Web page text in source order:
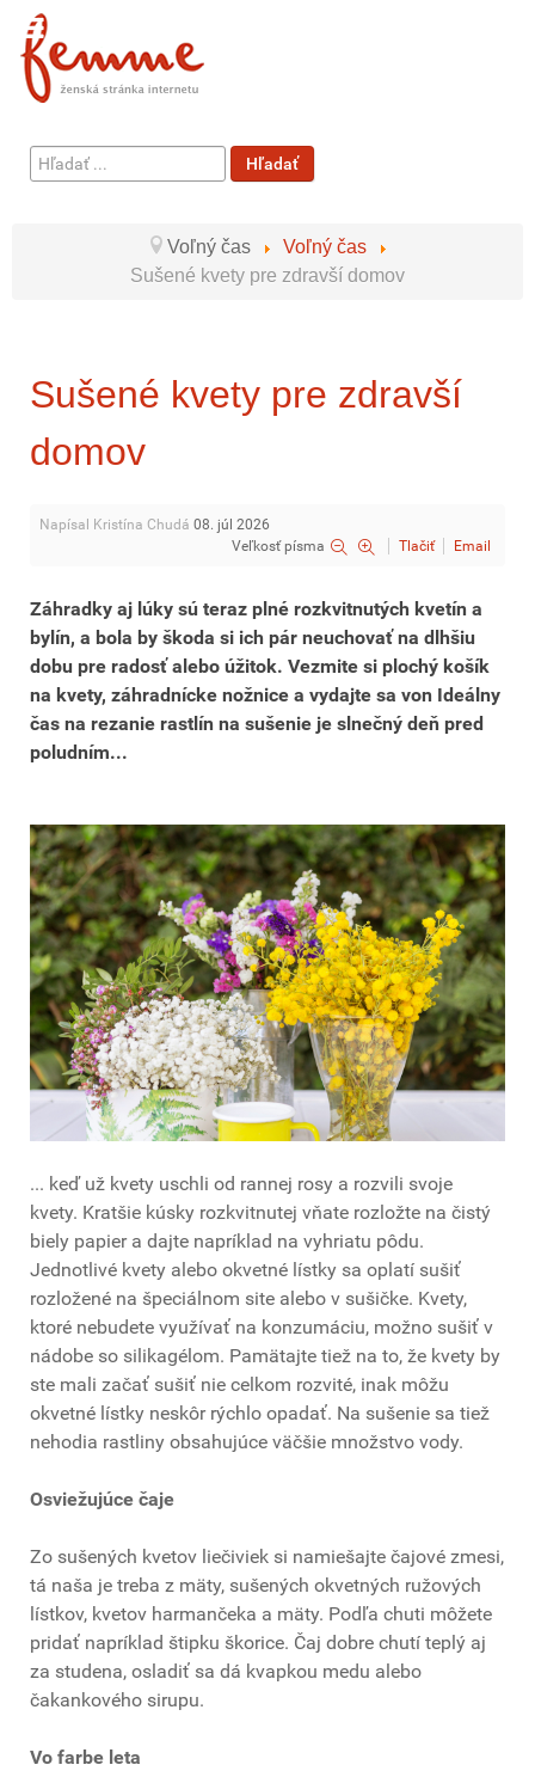
Hľadať
...
Hľadať
Voľný čas
Voľný čas
Sušené kvety pre zdravší domov
Sušené kvety pre zdravší
domov
Napísal Kristína Chudá 08. júl 2026
Veľkosť písma
Tlačiť Email
Záhradky aj lúky sú teraz plné rozkvitnutých kvetín a
bylín, a bola by škoda si ich pár neuchovať na dlhšiu
dobu pre radosť alebo úžitok. Vezmite si plochý košík
na kvety, záhradnícke nožnice a vydajte sa von Ideálny
čas na rezanie rastlín na sušenie je slnečný deň pred
poludním...
... keď už kvety uschli od rannej rosy a rozvili svoje
kvety. Kratšie kúsky rozkvitnutej vňate rozložte na čistý
biely papier a dajte napríklad na vyhriatu pôdu.
Jednotlivé kvety alebo okvetné lístky sa oplatí sušiť
rozložené na špeciálnom site alebo v sušičke. Kvety,
ktoré nebudete využívať na konzumáciu, možno sušiť v
nádobe so silikagélom. Pamätajte tiež na to, že kvety by
ste mali začať sušiť nie celkom rozvité, inak môžu
okvetné lístky neskôr rýchlo opadať. Na sušenie sa tiež
nehodia rastliny obsahujúce väčšie množstvo vody.
Osviežujúce čaje
Zo sušených kvetov liečiviek si namiešajte čajové zmesi,
tá naša je treba z mäty, sušených okvetných ružových
lístkov, kvetov harmančeka a mäty. Podľa chuti môžete
pridať napríklad štipku škorice. Čaj dobre chutí teplý aj
za studena, osladiť sa dá kvapkou medu alebo
čakankového sirupu.
Vo farbe leta